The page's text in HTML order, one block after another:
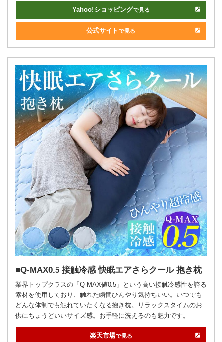
Yahoo! ショッピングで見る
公式サイト で見る
Q-MAX0.5 接触冷感 快眠エアさらクール 抱き枕
業界トップクラスの「Q-MAX値0.5」という高い接触冷感性を誇る
素材を使用しており、触れた瞬間ひんやり気持ちいい。いつでも
どんな体制でも触れていたくなる抱き枕。リラックスタイムのお
供にちょうどいいサイズ感。お手軽に洗えるのも魅力です。
楽天市場で見る